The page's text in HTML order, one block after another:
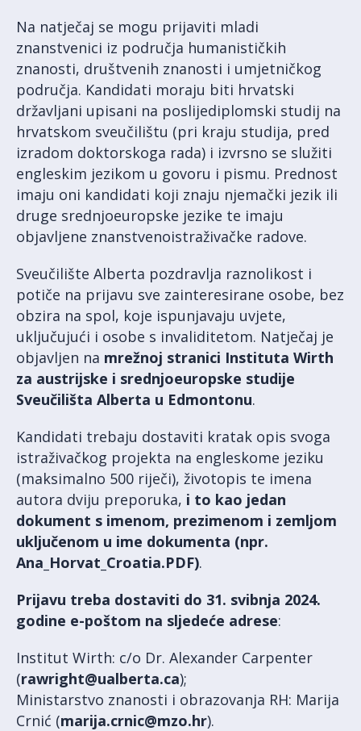
Na natječaj se mogu prijaviti mladi
znanstvenici iz područja humanističkih
znanosti, društvenih znanosti i umjetničkog
područja. Kandidati moraju biti hrvatski
državljani upisani na poslijediplomski studij na
hrvatskom sveučilištu (pri kraju studija, pred
izradom doktorskoga rada) i izvrsno se služiti
engleskim jezikom u govoru i pismu. Prednost
imaju oni kandidati koji znaju njemački jezik ili
druge srednjoeuropske jezike te imaju
objavljene znanstvenoistraživačke radove.
Sveučilište Alberta pozdravlja raznolikost i
potiče na prijavu sve zainteresirane osobe, bez
obzira na spol, koje ispunjavaju uvjete,
uključujući i osobe s invaliditetom. Natječaj je
objavljen na mrežnoj stranici Instituta Wirth
za austrijske i srednjoeuropske studije
Sveučilišta Alberta u Edmontonu.
Kandidati trebaju dostaviti kratak opis svoga
istraživačkog projekta na engleskome jeziku
(maksimalno 500 riječi), životopis te imena
autora dviju preporuka, i to kao jedan
dokument s imenom, prezimenom i zemljom
uključenom u ime dokumenta (npr.
Ana_Horvat_Croatia.PDF).
Prijavu treba dostaviti do 31. svibnja 2024.
godine e-poštom na sljedeće adrese:
Institut Wirth: c/o Dr. Alexander Carpenter
(rawright@ualberta.ca);
Ministarstvo znanosti i obrazovanja RH: Marija
Crnić (marija.crnic@mzo.hr).